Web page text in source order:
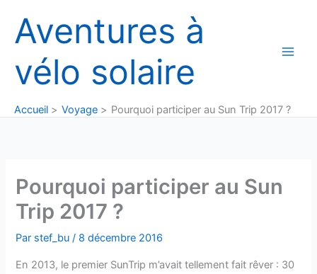
contenu
Aventures à
vélo solaire
Accueil Voyage Pourquoi participer au Sun Trip 2017 ?
Pourquoi participer au Sun
Trip 2017 ?
Par stef_bu/ 8 décembre 2016
En 2013, le premier SunTrip m’avait tellement fait rêver : 30